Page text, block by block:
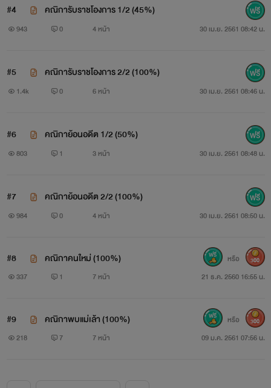
ไม่มีประสบการณ์มากนัก ดังนั้นจึงน้อมรับทุกคำติชมไม่ว่าจะเป็น
ให้กำลังใจหรือติด้วยความรู้สึกไม่ชอบ ติเพื่อให้แก้ไข หรือแม้แต่ติ
ฉะนั้นขอบคุณสำหรับทุกความคิดเห็นนะค้าาา(เป็นปล.ที่ยาวมา
กมายเค่อะ😂😂)
#4 คณิการับราชโองการ 1/2 (45%)
943 0 4 หน้า 30 เม.ย. 2561 08:42 น.
#5 คณิการับราชโองการ 2/2 (100%)
1.4k 0 6 หน้า 30 เม.ย. 2561 08:46 น.
#6 คณิกาย้อนอดีต 1/2 (50%)
803 1 3 หน้า 30 เม.ย. 2561 08:48 น.
#7 คณิกาย้อนอดีต 2/2 (100%)
984 0 4 หน้า 30 เม.ย. 2561 08:50 น.
#8 คณิกาคนใหม่ (100%)
337 1 7 หน้า 21 ธ.ค. 2560 16:55 น.
หรือ 300
#9 คณิกาพบแม่เล้า (100%)
218 7 7 หน้า 09 ม.ค. 2561 07:56 น.
หรือ 300